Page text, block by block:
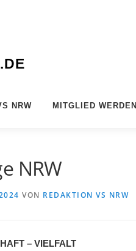
NRW MITGLIED WERDEN
NRW
VON REDAKTION VS NRW
– VIELFALT